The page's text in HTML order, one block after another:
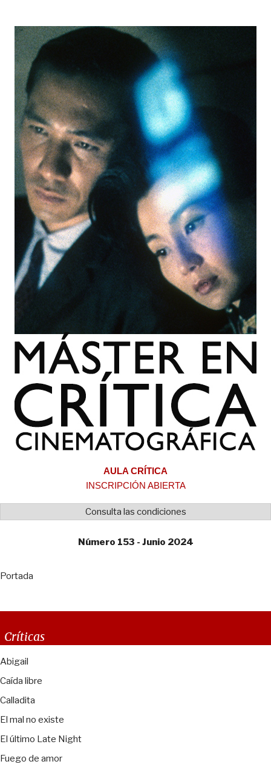
AULA CRÍTICA
INSCRIPCIÓN ABIERTA
Consulta las condiciones
Número 153 - Junio 2024
Portada
Críticas
Abigail
Caída libre
Calladita
El mal no existe
El último Late Night
Fuego de amor